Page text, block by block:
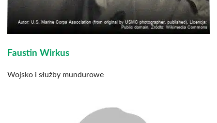
Faustin Wirkus
Wojsko i służby mundurowe